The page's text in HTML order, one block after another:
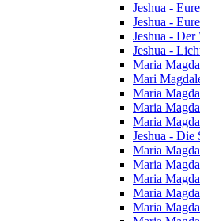
Jeshua -
Jeshua -
Jeshua - Der
Jeshua -
Maria
Mari
Maria
Maria
Maria
Jeshua - Die
Maria
Maria
Maria
Maria
Maria